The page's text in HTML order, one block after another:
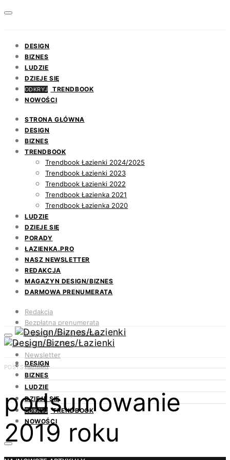
DESIGN
BIZNES
LUDZIE
DZIEJE SIĘ
ODKRYJ
TRENDBOOK
NOWOŚCI
STRONA GŁÓWNA
DESIGN
BIZNES
TRENDBOOK
Trendbook Łazienki 2024/2025
Trendbook Łazienki 2023
Trendbook Łazienki 2022
Trendbook Łazienka 2021
Trendbook Łazienka 2020
LUDZIE
DZIEJE SIĘ
PORADY
ŁAZIENKA.PRO
NASZ NEWSLETTER
REDAKCJA
MAGAZYN DESIGN/BIZNES
DARMOWA PRENUMERATA
Redakcja
Bezpłatna prenumerata
Magazyn Design/Biznes
ŁAZIENKA.PRO
Newsletter
Kontakt
DESIGN
BIZNES
LUDZIE
DZIEJE SIĘ
ODKRYJ TRENDBOOK
NOWOŚCI
POSTS BY TAG
podsumowanie
2019 roku